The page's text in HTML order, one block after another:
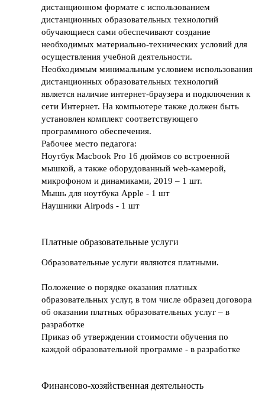
дистанционном формате с использованием
дистанционных образовательных технологий
обучающиеся сами обеспечивают создание
необходимых материально-технических условий для
осуществления учебной деятельности.
Необходимым минимальным условием использования
дистанционных образовательных технологий
является наличие интернет-браузера и подключения к
сети Интернет. На компьютере также должен быть
установлен комплект соответствующего
программного обеспечения.
Рабочее место педагога:
Ноутбук Macbook Pro 16 дюймов со встроенной
мышкой, а также оборудованный web-камерой,
микрофоном и динамиками, 2019 – 1 шт.
Мышь для ноутбука Apple - 1 шт
Наушники Airpods - 1 шт
Платные образовательные услуги
Образовательные услуги являются платными.
Положение о порядке оказания платных
образовательных услуг, в том числе образец договора
об оказании платных образовательных услуг – в
разработке
Приказ об утверждении стоимости обучения по
каждой образовательной программе - в разработке
Финансово-хозяйственная деятельность